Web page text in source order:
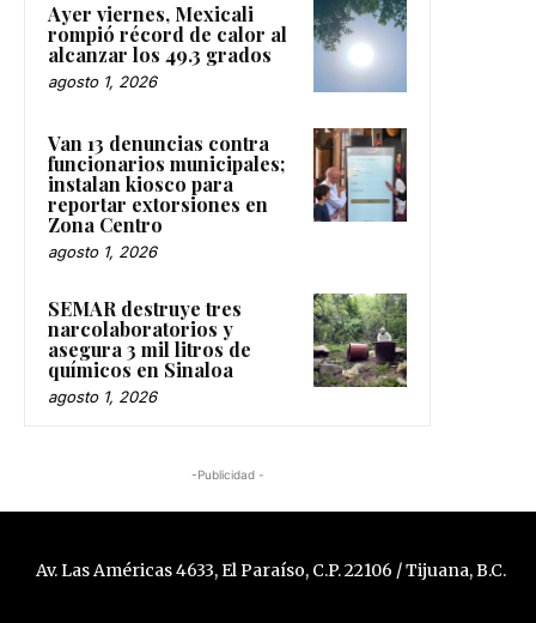
Ayer viernes, Mexicali
rompió récord de calor al
alcanzar los 49.3 grados
agosto 1, 2026
Van 13 denuncias contra
funcionarios municipales;
instalan kiosco para
reportar extorsiones en
Zona Centro
agosto 1, 2026
SEMAR destruye tres
narcolaboratorios y
asegura 3 mil litros de
químicos en Sinaloa
agosto 1, 2026
-Publicidad -
Av. Las Américas 4633, El Paraíso, C.P. 22106 / Tijuana, B.C.